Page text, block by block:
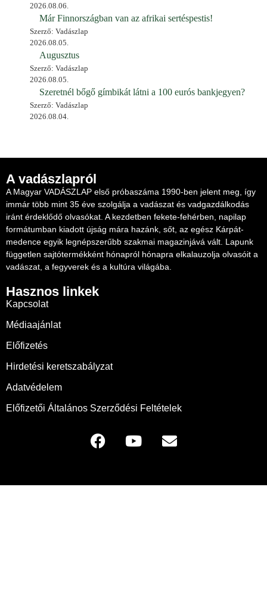
2026.08.06.
Már Finnországban van az afrikai sertéspestis!
Szerző: Vadászlap
2026.08.05.
Augusztus
Szerző: Vadászlap
2026.08.05.
Szeretnél bőgő gímbikát látni a 100 eurós bankjegyen?
Szerző: Vadászlap
2026.08.04.
A vadászlapról
A Magyar VADÁSZLAP első próbaszáma 1990-ben jelent meg, így
immár több mint 35 éve szolgálja a vadászat és vadgazdálkodás
iránt érdeklődő olvasókat. A kezdetben fekete-fehérben, napilap
formátumban kiadott újság mára hazánk, sőt, az egész Kárpát-
medence egyik legnépszerűbb szakmai magazinjává vált. Lapunk
független sajtótermékként hónapról hónapra elkalauzolja olvasóit a
vadászat, a fegyverek és a kultúra világába.
Hasznos linkek
Kapcsolat
Médiaajánlat
Előfizetés
Hirdetési keretszabályzat
Adatvédelem
Előfizetői Általános Szerződési Feltételek